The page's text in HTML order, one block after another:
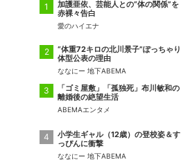
加護亜依、芸能人との“体の関係”を
赤裸々告白
愛のハイエナ
“体重72キロの北川景子”ぽっちゃり
体型公表の理由
ななにー 地下ABEMA
「ゴミ屋敷」「孤独死」布川敏和の
離婚後の絶望生活
ABEMAエンタメ
小学生ギャル（12歳）の登校姿＆す
っぴんに衝撃
ななにー 地下ABEMA